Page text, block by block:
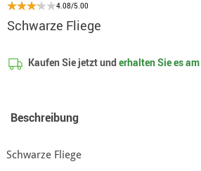
4.08/5.00
Schwarze Fliege
Kaufen Sie jetzt underhalten Sie es am
Beschreibung
Schwarze Fliege